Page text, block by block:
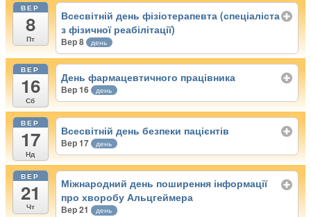
ВЕР
8
Пт
Всесвітній день фізіотерапевта (спеціаліста
з фізичної реабілітації)
Вер 8 день
ВЕР
16
Сб
День фармацевтичного працівника
Вер 16 день
ВЕР
17
Нд
Всесвітній день безпеки пацієнтів
Вер 17 день
ВЕР
21
Чт
Міжнародний день поширення інформації
про хворобу Альцгеймера
Вер 21 день